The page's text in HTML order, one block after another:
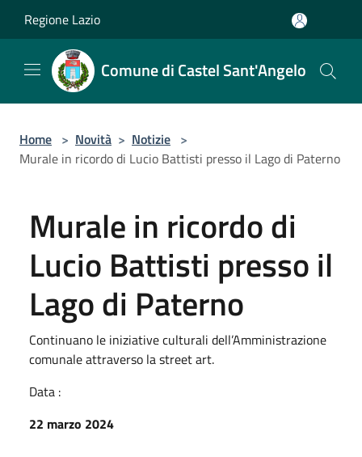
Regione Lazio
Comune di Castel Sant'Angelo
Home > Novità > Notizie >
Murale in ricordo di Lucio Battisti presso il Lago di Paterno
Murale in ricordo di
Lucio Battisti presso il
Lago di Paterno
Continuano le iniziative culturali dell’Amministrazione
comunale attraverso la street art.
Data :
22 marzo 2024